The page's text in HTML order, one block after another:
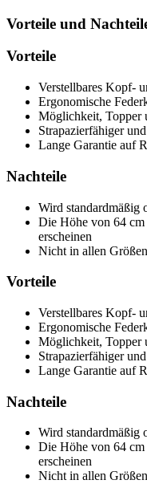
Vorteile und
Vorteile
Verstellbares Kopf-
Ergonomische
Möglichkeit, Topper
Strapazierfähiger
Lange Garantie auf
Nachteile
Wird standardmäßig
Die Höhe von 64
erscheinen
Nicht in allen
Vorteile
Verstellbares Kopf-
Ergonomische
Möglichkeit, Topper
Strapazierfähiger
Lange Garantie auf
Nachteile
Wird standardmäßig
Die Höhe von 64
erscheinen
Nicht in allen